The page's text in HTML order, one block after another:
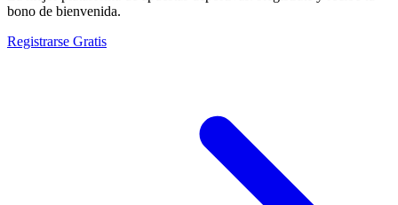
bono de bienvenida.
Registrarse Gratis